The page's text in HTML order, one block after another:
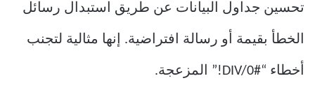
تحسين جداول البيانات عن طريق استبدال رسائل
الخطأ بقيمة أو رسالة افتراضية. إنها مثالية لتجنب
أخطاء “#DIV/0!” المزعجة.